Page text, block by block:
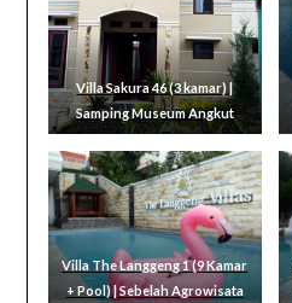
Villa Sakura 46 (3 kamar) |
Samping Museum Angkut
Villa The Langgeng 1 (9 Kamar
+ Pool) | Sebelah Agrowisata